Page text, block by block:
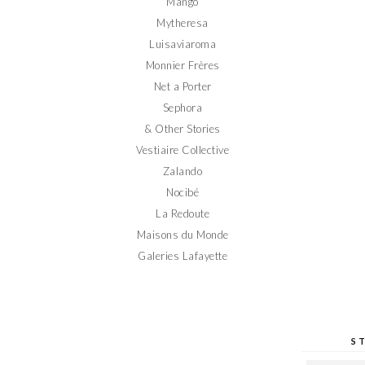
Mytheresa
Luisaviaroma
Monnier Frères
Net a Porter
Sephora
& Other Stories
Vestiaire Collective
Zalando
Nocibé
La Redoute
Maisons du Monde
Galeries Lafayette